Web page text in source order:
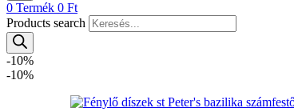
0 Termék 0 Ft
Products search
-10%
-10%